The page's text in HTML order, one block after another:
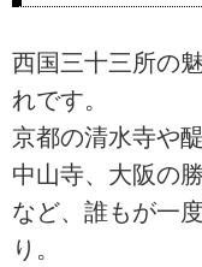
西国三十三所の
れです。
京都の清水寺や
中山寺、大阪の
など、誰もが一
り。